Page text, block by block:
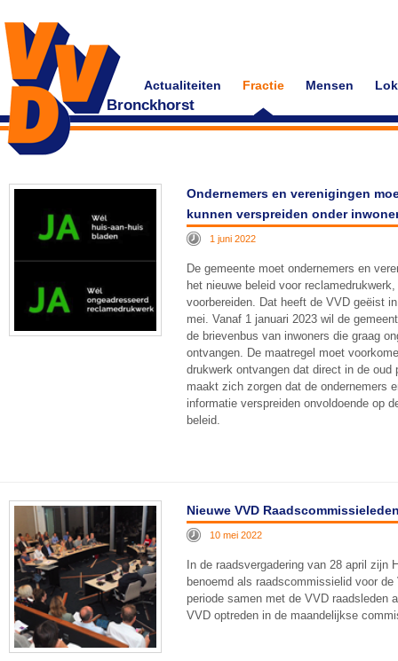
Bronckhorst
Actualiteiten Fractie Mensen
Ondernemers en verenigingen
kunnen verspreiden onder
1 juni 2022
De gemeente moet ondernemers en
het nieuwe beleid voor
voorbereiden. Dat heeft de VVD geëist
mei. Vanaf 1 januari 2023 wil de
de brievenbus van inwoners die graag
ontvangen. De maatregel moet
drukwerk ontvangen dat direct in de oud
maakt zich zorgen dat de ondernemers
informatie verspreiden onvoldoende op
beleid.
Nieuwe VVD
10 mei 2022
In de raadsvergadering van 28 april zijn
benoemd als raadscommissielid voor
periode samen met de VVD raadsleden
VVD optreden in de maandelijkse